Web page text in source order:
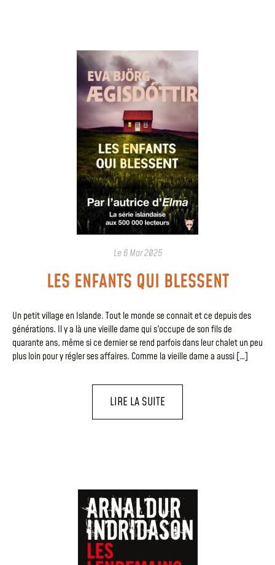
Le 6 Mar 2025
LES ENFANTS QUI BLESSENT
Un petit village en Islande. Tout le monde se connait et ce depuis des
générations. Il y a là une vieille dame qui s'occupe de son fils de
quarante ans, même si ce dernier se rend parfois dans leur chalet un peu
plus loin pour y régler ses affaires. Comme la vieille dame a aussi […]
LIRE LA SUITE